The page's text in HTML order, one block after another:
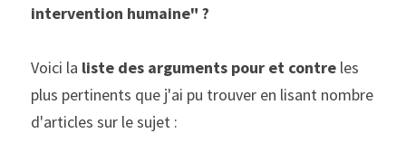
intervention humaine" ?
Voici la liste des arguments pour et contre les
plus pertinents que j'ai pu trouver en lisant nombre
d'articles sur le sujet :